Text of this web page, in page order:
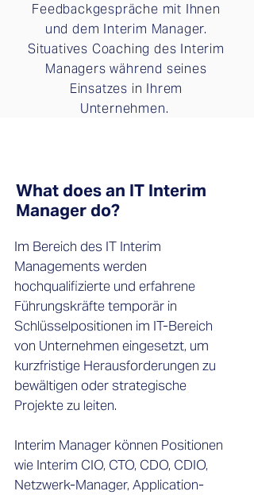
Feedbackgespräche mit Ihnen
und dem Interim Manager.
Situatives Coaching des Interim
Managers während seines
Einsatzes in Ihrem
Unternehmen.
What does an IT Interim
Manager do?
Im Bereich des IT Interim
Managements werden
hochqualifizierte und erfahrene
Führungskräfte temporär in
Schlüsselpositionen im IT-Bereich
von Unternehmen eingesetzt, um
kurzfristige Herausforderungen zu
bewältigen oder strategische
Projekte zu leiten.
Interim Manager können Positionen
wie Interim CIO, CTO, CDO, CDIO,
Netzwerk-Manager, Application-